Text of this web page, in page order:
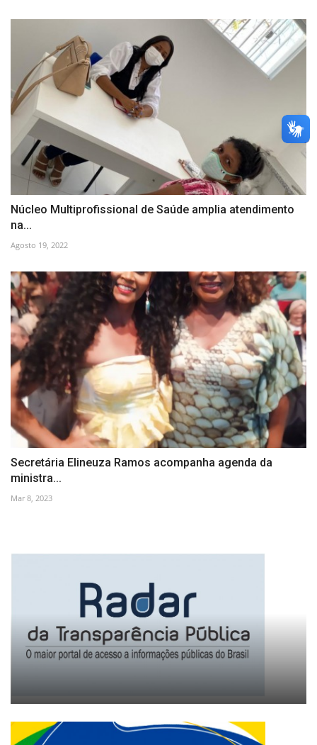
Núcleo Multiprofissional de Saúde amplia atendimento
na...
Agosto 19, 2022
Secretária Elineuza Ramos acompanha agenda da
ministra...
Mar 8, 2023